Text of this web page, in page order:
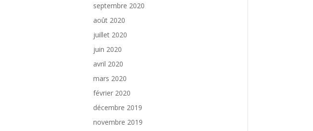
septembre 2020
août 2020
juillet 2020
juin 2020
avril 2020
mars 2020
février 2020
décembre 2019
novembre 2019